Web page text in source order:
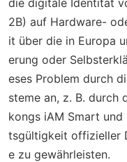
2B) auf Hardware-
it über die in Europa
erung oder
eses Problem durch
steme an, z. B. durch
kongs iAM Smart und
tsgültigkeit offizieller
e zu gewährleisten.